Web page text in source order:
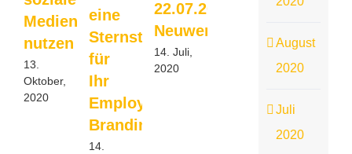
Medien
nutzen
13.
Oktober,
2020
eine
Sternstunde
für
Ihr
Employer
Branding
14.
22.07.2020,
Neuwerk
14. Juli,
2020
August
2020
Juli
2020